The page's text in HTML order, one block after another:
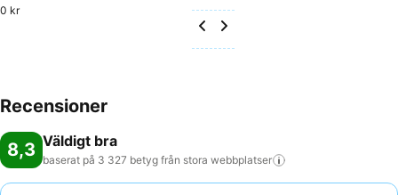
0 kr
Recensioner
8,3 Väldigt bra
baserat på 3 327 betyg från stora webbplatser